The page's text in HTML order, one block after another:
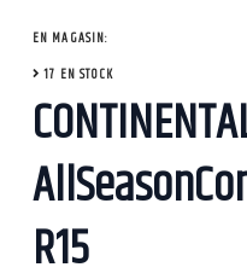
EN MAGASIN:
17 EN STOCK
R15